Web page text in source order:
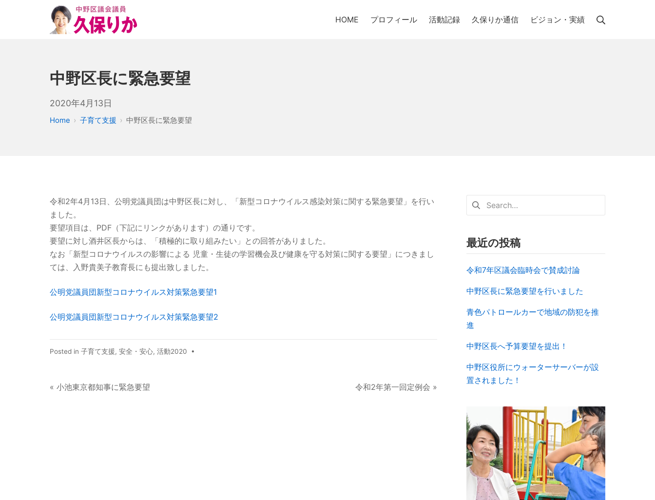
HOME プロフィール 活動記録 久保りか通信 ビジョン・実績
中野区長に緊急要望
2020年4月13日
Home 子育て支援 中野区長に緊急要望
令和2年4月13日、公明党議員団は中野区長に対し、「新型コロナウイルス感染対策に関する緊急要望」を行い
ました。
要望項目は、PDF（下記にリンクがあります）の通りです。
要望に対し酒井区長からは、「積極的に取り組みたい」との回答がありました。
なお「新型コロナウイルスの影響による 児童・生徒の学習機会及び健康を守る対策に関する要望」につきまし
ては、入野貴美子教育長にも提出致しました。
公明党議員団新型コロナウイルス対策緊急要望1
公明党議員団新型コロナウイルス対策緊急要望2
Posted in 子育て支援, 安全・安心, 活動2020 •
令和2年第一回定例会 »
« 小池東京都知事に緊急要望
最近の投稿
令和7年区議会臨時会で賛成討論
中野区長に緊急要望を行いました
青色パトロールカーで地域の防犯を推
進
中野区長へ予算要望を提出！
中野区役所にウォーターサーバーが設
置されました！